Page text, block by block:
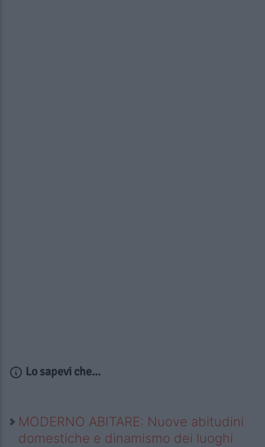
Lo sapevi che...
MODERNO ABITARE: Nuove abitudini
domestiche e dinamismo dei luoghi